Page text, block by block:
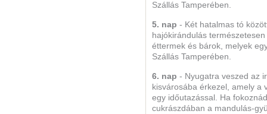
Szállás Tamperében.
5. nap - Két hatalmas tó
hajókirándulás
éttermek és bárok, melyek
Szállás Tamperében.
6. nap - Nyugatra veszed az
kisvárosába érkezel, amely a
egy időutazással. Ha
cukrászdában a mandulás-